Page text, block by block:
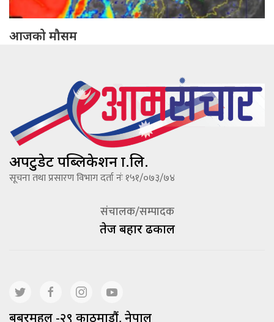
आजको मौसम
अपटुडेट पब्लिकेशन प्रा.लि.
सूचना तथा प्रसारण विभाग दर्ता नंः १५१/०७३/७४
संचालक/सम्पादक
तेज बहादूर ढकाल
बबरमहल -२९ काठमाडौं, नेपाल